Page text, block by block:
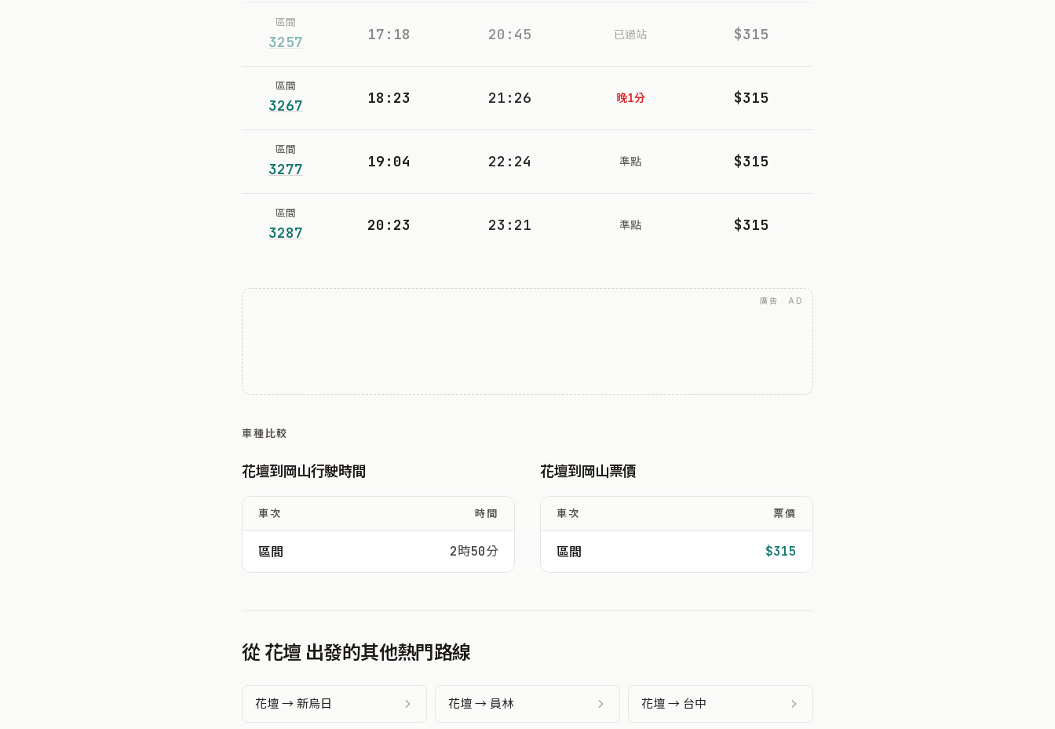
區間
3257 17:18 20:45 已過站 $315
區間
3267 18:23 21:26 晚1分 $315
區間
3277 19:04 22:24 準點 $315
區間
3287 20:23 23:21 準點 $315
廣告 · AD
車種比較
花壇到岡山行駛時間
車次 時間
區間 2時50分
花壇到岡山票價
車次 票價
區間 $315
從 花壇 出發的其他熱門路線
花壇 → 新烏日 花壇 → 員林 花壇 → 台中